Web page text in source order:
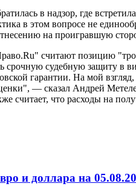
в надзор, где
в этом вопросе не
на проигравшую
считают позицию
срочную судебную защиту в
гарантии. На мой
— сказал Андрей
считает, что расходы на
и доллара на